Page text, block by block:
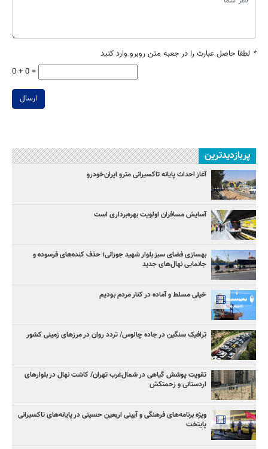
* لطفا حاصل عبارت را در جعبه متن روبرو وارد کنید
0 + 0 =
ارسال
پربازدیدترین
آغاز احداث پایانه تاکسیرانی مترو ایران‌خودرو
آسایش مسافران اولویت بهره‌برداری است
بهسازی فضای سبز بلوار شهید جوزانی؛ حذف کنده‌های فرسوده و
جانمایی نهال‌های جدید
خیلی مسلط و آماده در کنار مردم بودیم
ترافیک سنگین در جاده چالوس/ تردد روان در مرزهای زمینی کشور
تقویت پوشش گیاهی در شمال‌غرب تهران/ کاشت نهال در بلوارهای
اردستانی و زحمتکش
ویژه برنامه‌های فرهنگی و آیینی اربعین حسینی در پایانه‌های تاکسیرانی
پایتخت